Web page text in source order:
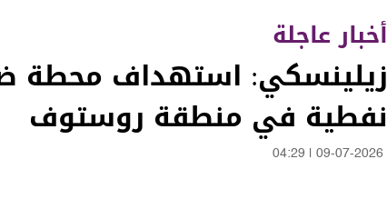
أخبار عاجلة
زيلينسكي: استهداف محطة
نفطية في منطقة روستوف
09-07-2026
04:29